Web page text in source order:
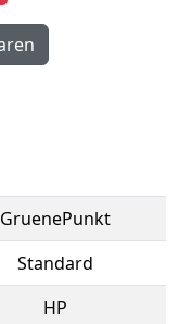
GruenePunkt
Standard
HP